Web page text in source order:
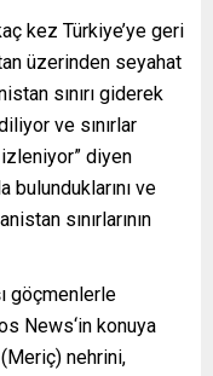
kez Türkiye’ye geri
üzerinden seyahat
sınırı giderek
ve sınırlar
diyen
bulunduklarını ve
sınırlarının
göçmenlerle
News‘in konuya
nehrini,